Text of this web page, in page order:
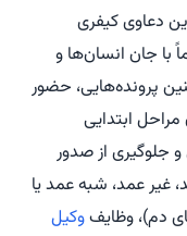
دعاوی کیفری
با جان انسان‌ها و
پرونده‌هایی، حضور
ابتدایی
جلوگیری از صدور
غیر عمد، شبه عمد یا
دم)، وظایفوکیل